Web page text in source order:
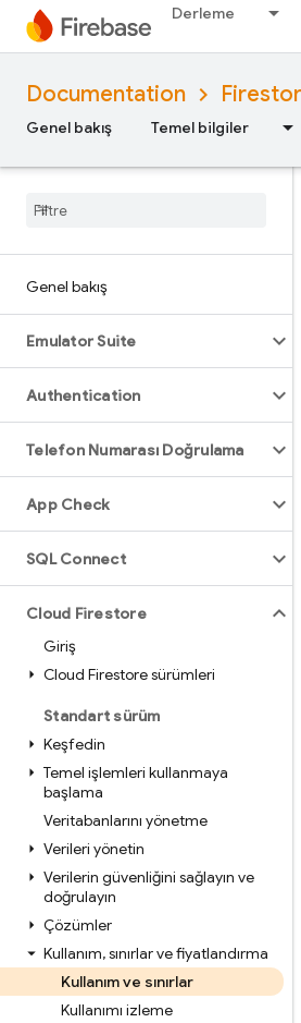
Derleme
Documentation
Genel bakış Temel bilgiler
Genel bakış
Emulator Suite
Authentication
Telefon Numarası Doğrulama
App Check
SQL Connect
Cloud Firestore
Giriş
Cloud Firestore sürümleri
Standart sürüm
Keşfedin
Temel işlemleri kullanmaya
başlama
Veritabanlarını yönetme
Verileri yönetin
Verilerin güvenliğini sağlayın ve
doğrulayın
Çözümler
Kullanım,sınırlar ve fiyatlandırma
Kullanım ve sınırlar
Kullanımı izleme